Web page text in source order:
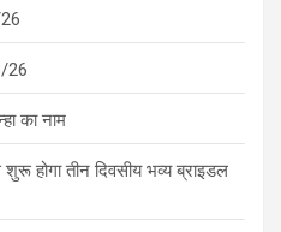
26
का नाम
होगा तीन दिवसीय भव्य ब्राइडल